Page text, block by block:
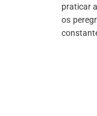
praticar
os